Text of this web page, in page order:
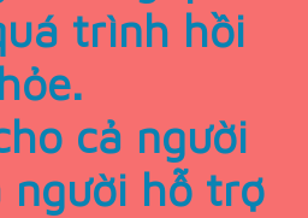
trình hồi
cả người
người hỗ trợ